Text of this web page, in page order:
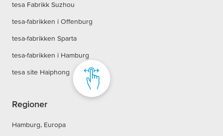
tesa Fabrikk Suzhou
tesa-fabrikken i Offenburg
tesa-fabrikken Sparta
tesa-fabrikken i Hamburg
tesa site Haiphong
Regioner
Hamburg, Europa